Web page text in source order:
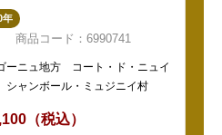
年
商品コード：6990741
ーニュ地方 コート・ド・ニュイ
ャンボール・ミュジニイ村
（税込）